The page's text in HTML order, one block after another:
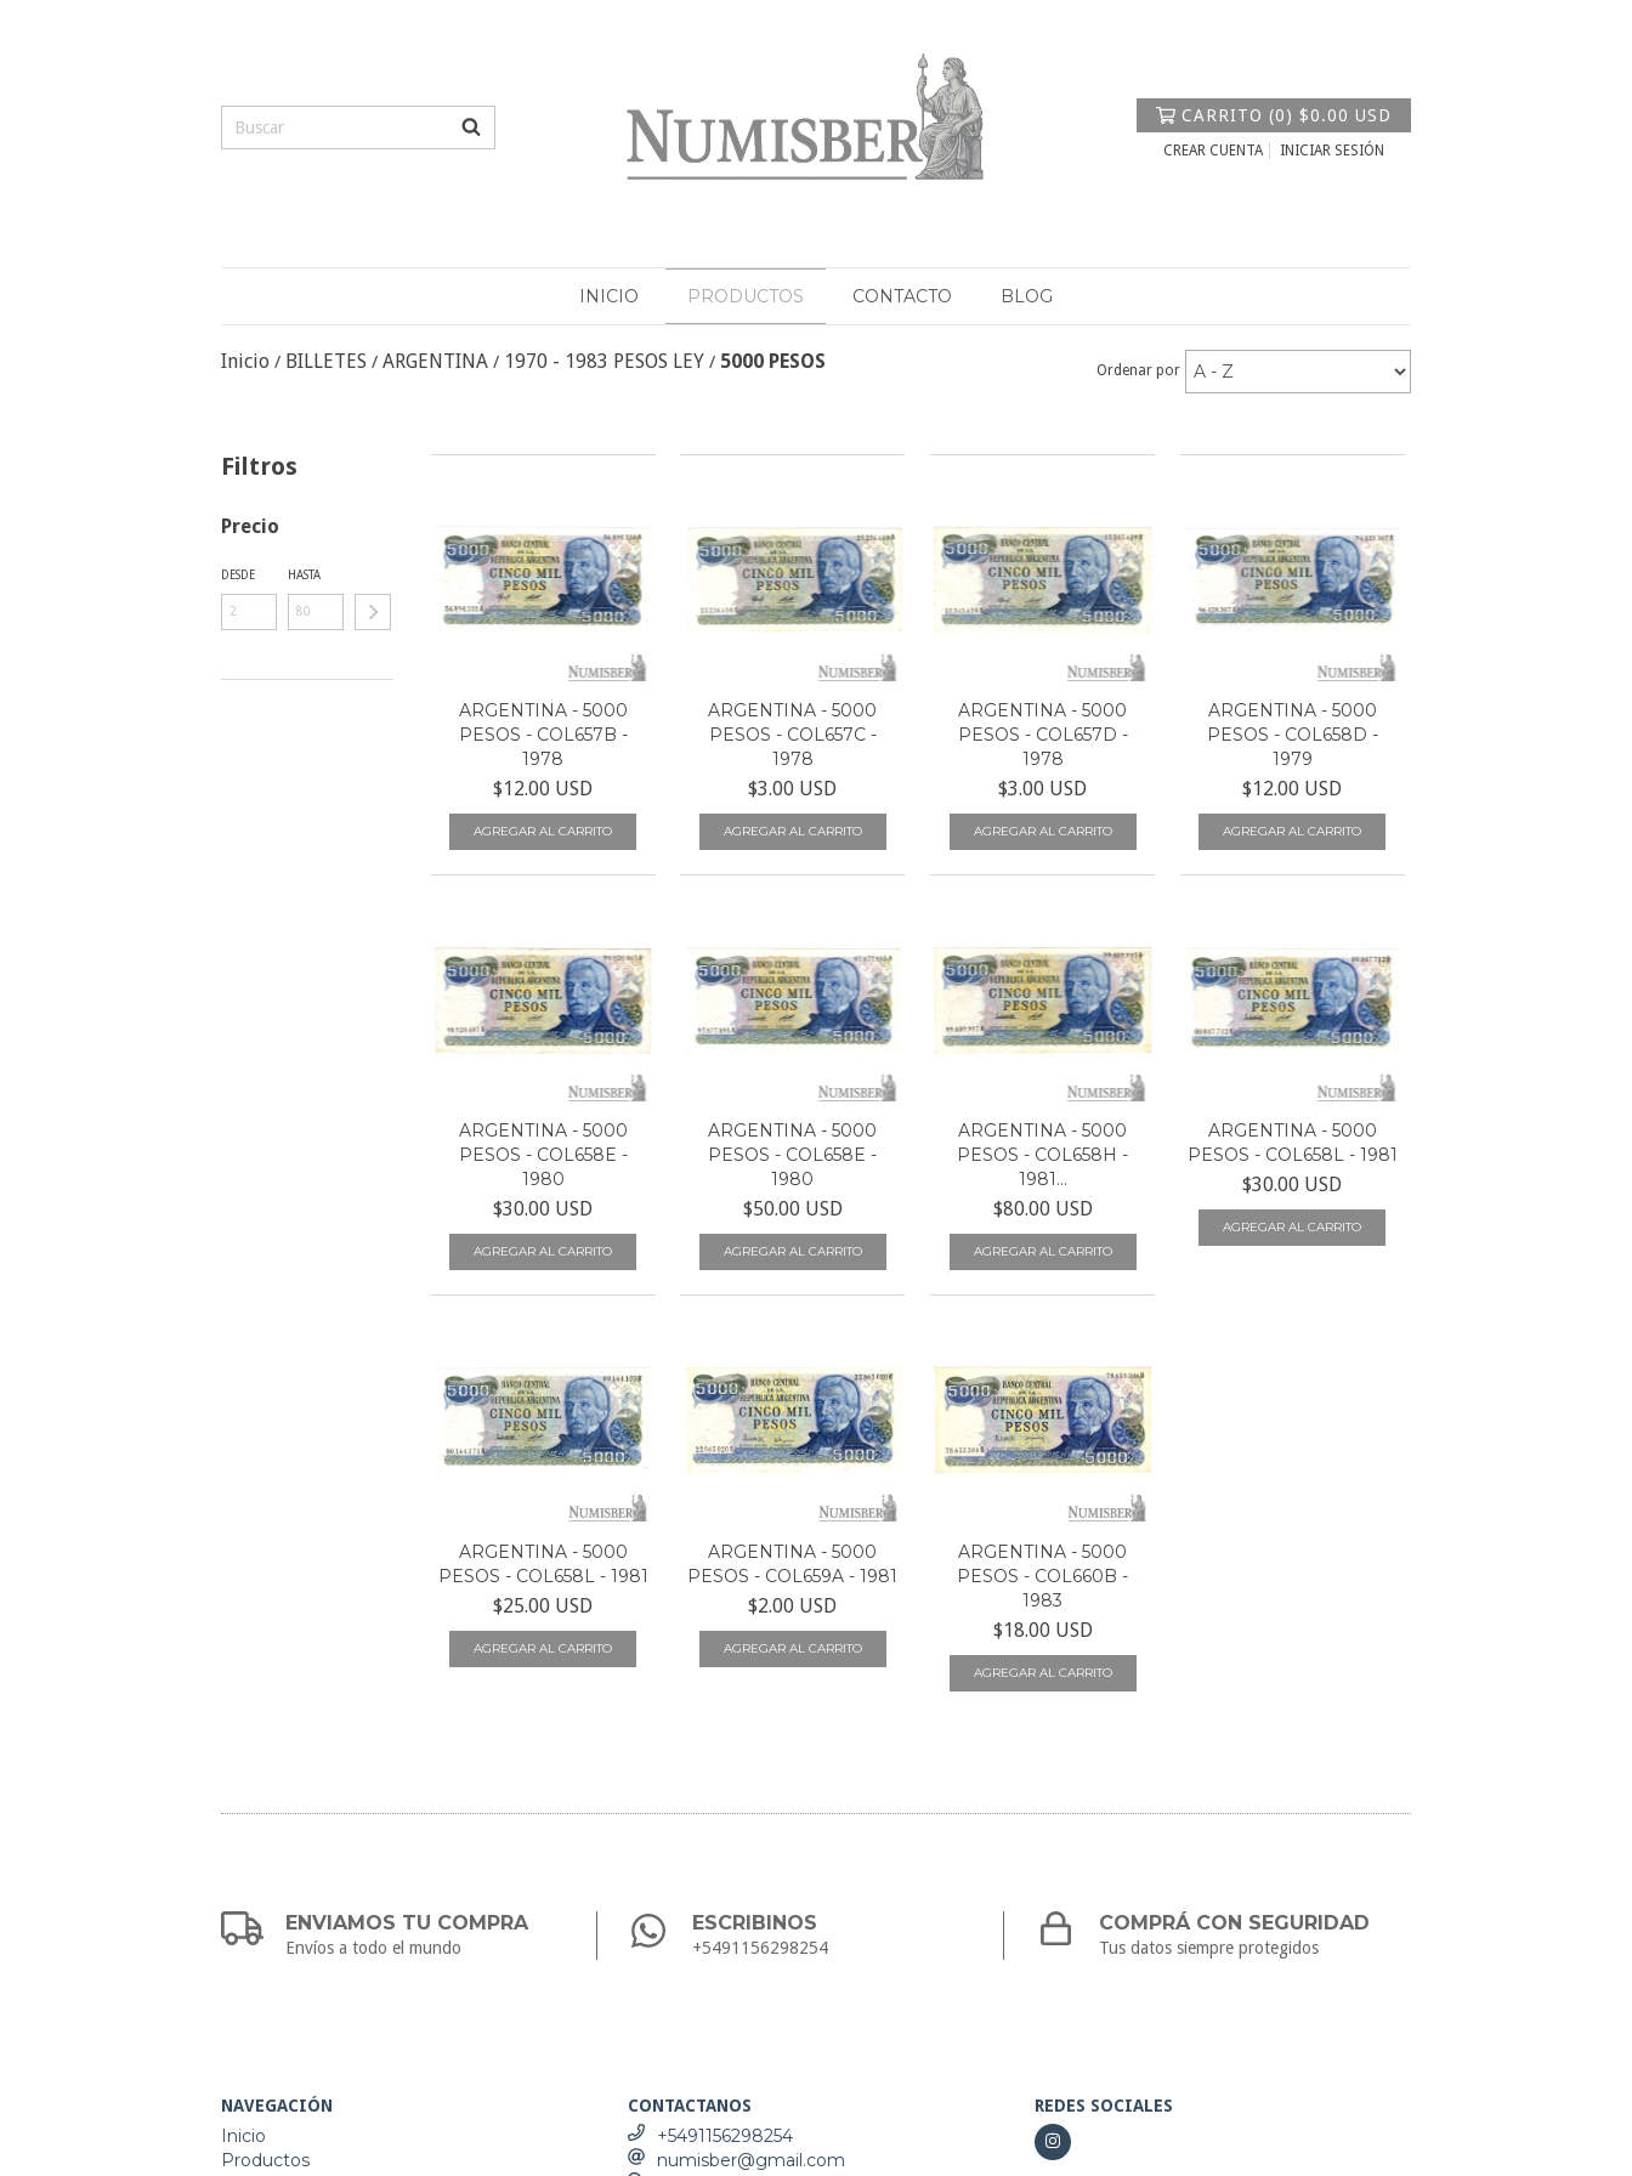
CARRITO (0) $0.00 USD
CREAR CUENTA INICIAR SESIÓN
INICIO PRODUCTOS CONTACTO BLOG
Inicio / BILLETES / ARGENTINA / 1970 - 1983 PESOS LEY / 5000 PESOS Ordenar por
Filtros
Precio
DESDE HASTA
ARGENTINA - 5000
PESOS - COL657B -
1978
$12.00 USD
ARGENTINA - 5000
PESOS - COL657C -
1978
$3.00 USD
ARGENTINA - 5000
PESOS - COL657D -
1978
$3.00 USD
ARGENTINA - 5000
PESOS - COL658D -
1979
$12.00 USD
ARGENTINA - 5000
PESOS - COL658E -
1980
$30.00 USD
ARGENTINA - 5000
PESOS - COL658E -
1980
$50.00 USD
ARGENTINA - 5000
PESOS - COL658H -
1981...
$80.00 USD
ARGENTINA - 5000
PESOS - COL658L - 1981
$30.00 USD
ARGENTINA - 5000
PESOS - COL658L - 1981
$25.00 USD
ARGENTINA - 5000
PESOS - COL659A - 1981
$2.00 USD
ARGENTINA - 5000
PESOS - COL660B -
1983
$18.00 USD
ENVIAMOS TU COMPRA
Envíos a todo el mundo
ESCRIBINOS
+5491156298254
COMPRÁ CON SEGURIDAD
Tus datos siempre protegidos
NAVEGACIÓN
Inicio
Productos
CONTACTANOS
+5491156298254
numisber@gmail.com
REDES SOCIALES